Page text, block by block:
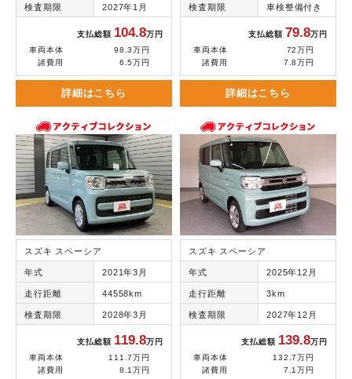
検査期限 2027年1月
支払総額 104.8万円
車両本体
98.3万円
諸費用
6.5万円
詳細はこちら
検査期限 車検整備付き
支払総額 79.8万円
車両本体
72万円
諸費用
7.8万円
詳細はこちら
スズキ スペーシア
年式 2021年3月
走行距離 44558km
検査期限 2028年3月
支払総額 119.8万円
車両本体
111.7万円
諸費用
8.1万円
スズキ スペーシア
年式 2025年12月
走行距離 3km
検査期限 2027年12月
支払総額 139.8万円
車両本体
132.7万円
諸費用
7.1万円